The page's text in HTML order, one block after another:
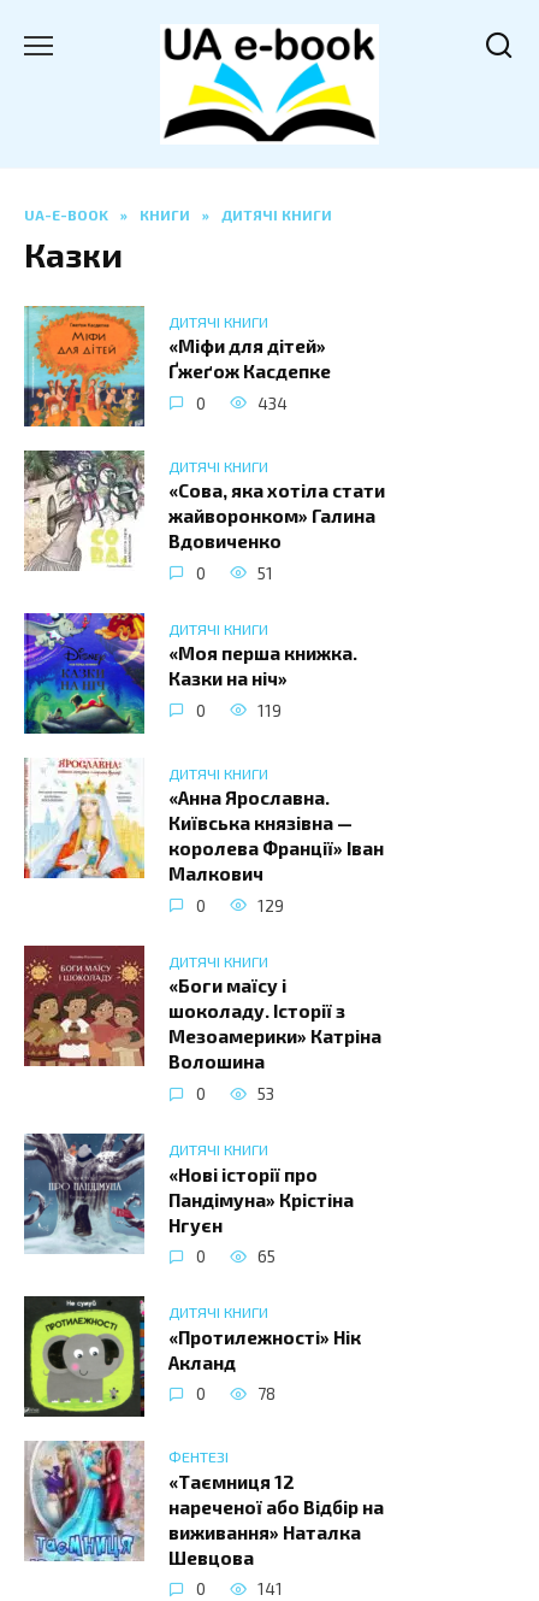
UA-E-BOOK » КНИГИ » ДИТЯЧІ КНИГИ
Казки
ДИТЯЧІ КНИГИ
«Міфи для дітей»
Ґжеґож Касдепке
0 434
ДИТЯЧІ КНИГИ
«Сова, яка хотіла стати
жайворонком» Галина
Вдовиченко
0 51
ДИТЯЧІ КНИГИ
«Моя перша книжка.
Казки на ніч»
0 119
ДИТЯЧІ КНИГИ
«Анна Ярославна.
Київська князівна —
королева Франції» Іван
Малкович
0 129
ДИТЯЧІ КНИГИ
«Боги маїсу і
шоколаду. Історії з
Мезоамерики» Катріна
Волошина
0 53
ДИТЯЧІ КНИГИ
«Нові історії про
Пандімуна» Крістіна
Нгуєн
0 65
ДИТЯЧІ КНИГИ
«Протилежності» Нік
Акланд
0 78
ФЕНТЕЗІ
«Таємниця 12
нареченої або Відбір на
виживання» Наталка
Шевцова
0 141